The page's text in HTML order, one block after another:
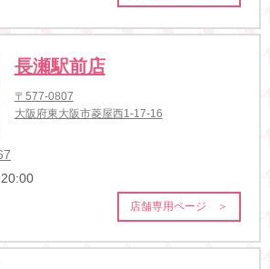
長瀬駅前店
〒577-0807
大阪府東大阪市菱屋西1-17-16
店舗専用ページ ＞